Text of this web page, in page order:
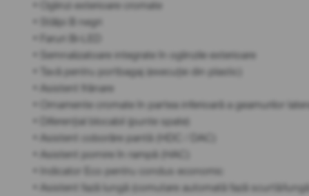
• Oglinzi exterioare cromate
• Stâlpi B negri
• Faruri Bi-LED
• Semnalizatoare integrate în oglinzile exterioare
• Tavă pentru portbagaj (execuție din plastic)
• Asistent frânare
• Ornamente cromate în partea inferioară a geamurilor
• Diferențial blocabil (punte spate)
• Asistent coborâre pantă (HDC / DAC)
• Asistent pornire în rampă (HAC)
• Indicator Eco pentru condus economic
• Asistent fază lungă (comutare automată fază scurtă/